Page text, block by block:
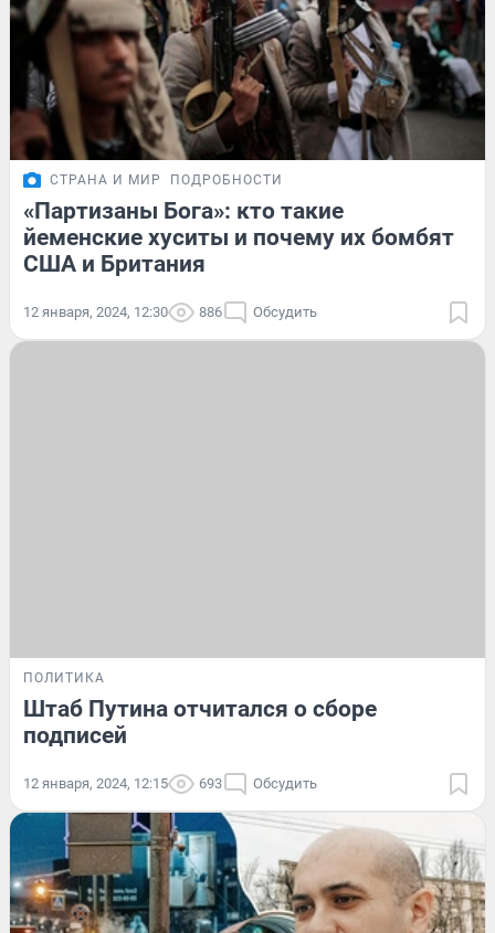
СТРАНА И МИР ПОДРОБНОСТИ
«Партизаны Бога»: кто такие
йеменские хуситы и почему их бомбят
США и Британия
12 января, 2024, 12:30 886 Обсудить
ПОЛИТИКА
Штаб Путина отчитался о сборе
подписей
12 января, 2024, 12:15 693 Обсудить